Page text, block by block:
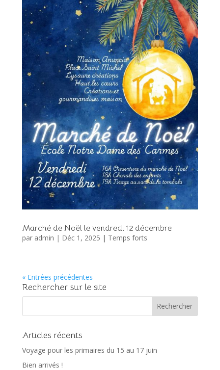
Marché de Noël le vendredi 12 décembre
par admin | Déc 1, 2025 | Temps forts
« Entrées précédentes
Rechercher sur le site
Articles récents
Voyage pour les primaires du 15 au 17 juin
Bien arrivés !